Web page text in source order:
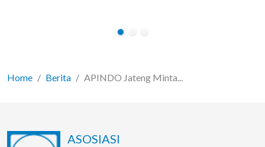
Home Berita APINDO Jateng Minta...
ASOSIASI